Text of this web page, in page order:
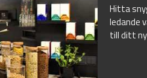
Hitta
ledande
till ditt